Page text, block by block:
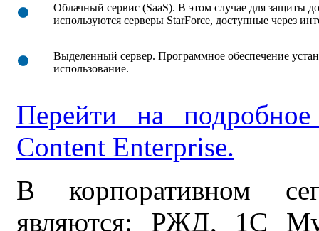
Облачный сервис (SaaS). В этом случае для защиты
используются серверы StarForce, доступные через
Выделенный сервер. Программное обеспечение
использование.
Перейти на
Content Enterprise.
В корпоративном
являются: РЖД, 1C